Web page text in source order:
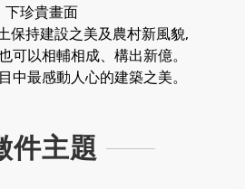
下珍貴畫面
保持建設之美及農村新風貌,
可以相輔相成、構出新億。
中最感動人心的建築之美。
件主題